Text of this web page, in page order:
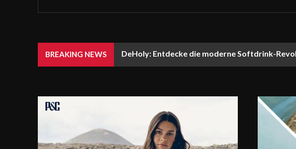
BREAKING NEWS DeHoly: Entdecke die moderne Softdrink-